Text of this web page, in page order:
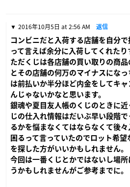
2016年10月5日 at 2:56 AM 返信
コンビニだと入荷する店舗を自分
って言えば余分に入荷してくれたり
ただくじは各店舗の買い取りの商
とその店舗の何万のマイナスにな
は前払いか半分ほど内金をしてキ
んじゃないかなと思います。
銀魂や夏目友人帳のくじのときに近
じの仕入れ情報はだいぶ早い段階
るかを悩まなくてはならなくて後
困るって言っていたのでロット希
を探した方がいいかもしれません。
今回は一番くじとかではないし場
うかもしれませんがご参考までに。